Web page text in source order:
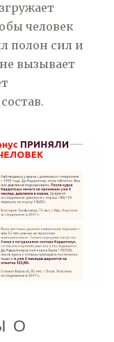
человек
полон сил и
вызывает
О